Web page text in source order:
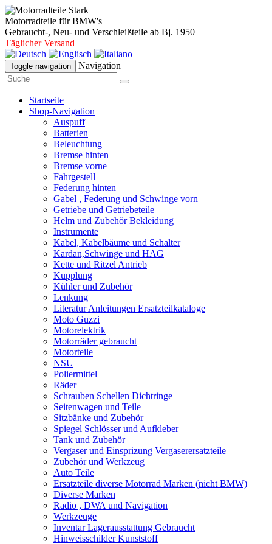
Motorradteile für BMW's
Gebraucht-, Neu- und Verschleißteile ab Bj. 1950
Täglicher Versand
Toggle navigation Navigation
Startseite
Shop-Navigation
Auspuff
Batterien
Beleuchtung
Bremse hinten
Bremse vorne
Fahrgestell
Federung hinten
Gabel , Federung und Schwinge vorn
Getriebe und Getriebeteile
Helm und Zubehör Bekleidung
Instrumente
Kabel, Kabelbäume und Schalter
Kardan,Schwinge und HAG
Kette und Ritzel Antrieb
Kupplung
Kühler und Zubehör
Lenkung
Literatur Anleitungen Ersatzteilkataloge
Moto Guzzi
Motorelektrik
Motorräder gebraucht
Motorteile
NSU
Poliermittel
Räder
Schrauben Schellen Dichtringe
Seitenwagen und Teile
Sitzbänke und Zubehör
Spiegel Schlösser und Aufkleber
Tank und Zubehör
Vergaser und Einsprizung Vergaserersatzteile
Zubehör und Werkzeug
Auto Teile
Ersatzteile diverse Motorrad Marken (nicht BMW)
Diverse Marken
Radio , DWA und Navigation
Werkzeuge
Inventar Lagerausstattung Gebraucht
Hinweisschilder Kunststoff